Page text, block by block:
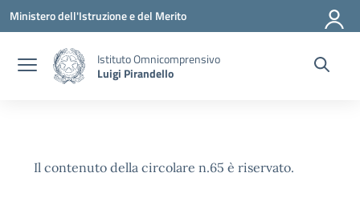
Vai ai contenuti
Vai al menu di navigazione
Vai al footer
Ministero dell'Istruzione e del Merito
Istituto Omnicomprensivo
Luigi Pirandello
Il contenuto della circolare n.65 è riservato.